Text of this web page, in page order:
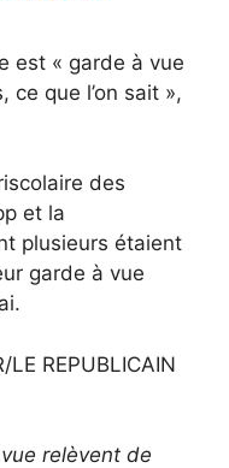
est « garde à vue
ce que l’on sait »,
des
et la
plusieurs étaient
garde à vue
LE REPUBLICAIN
relèvent de